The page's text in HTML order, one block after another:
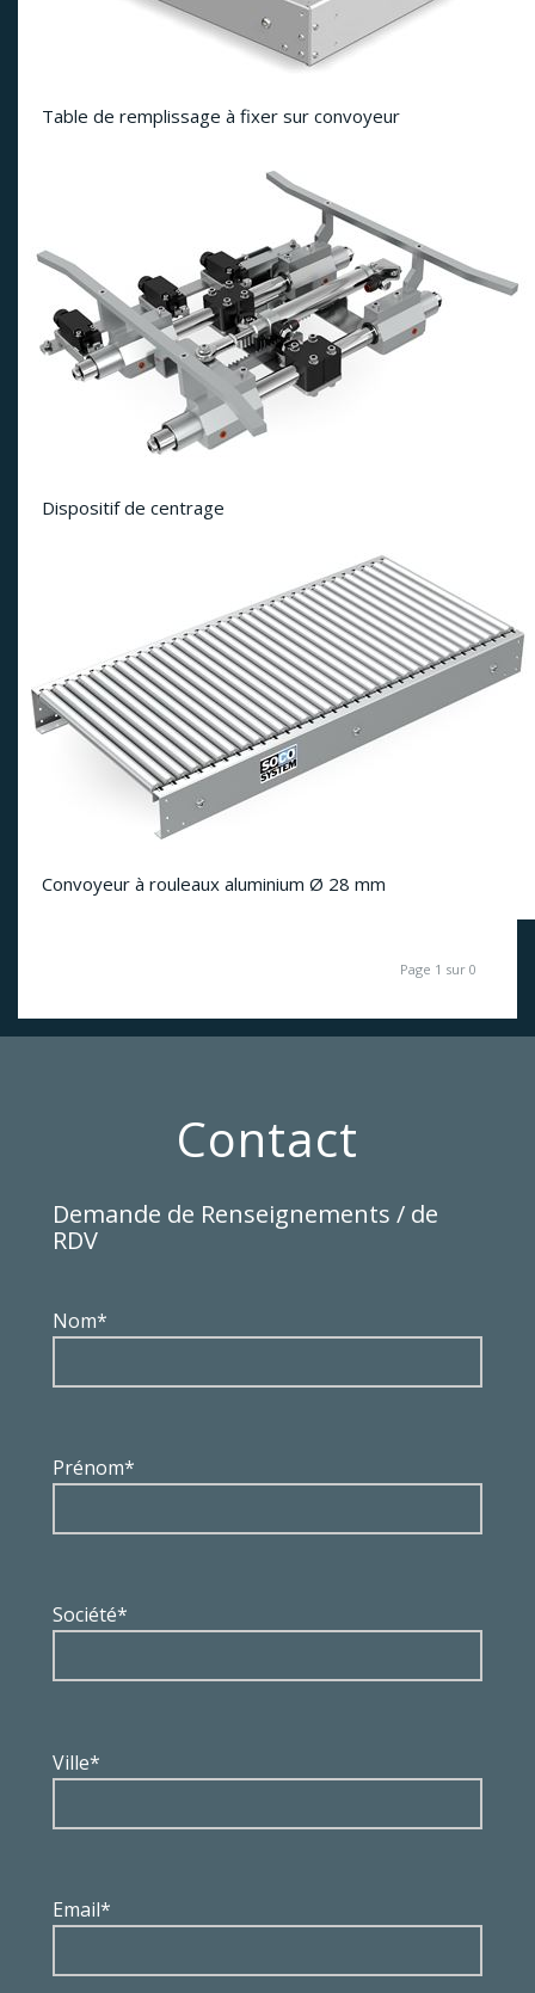
Table de remplissage à fixer sur convoyeur
Dispositif de centrage
Convoyeur à rouleaux aluminium Ø 28 mm
Page 1 sur 0
Contact
Demande de Renseignements / de
RDV
Nom*
Prénom*
Société*
Ville*
Email*